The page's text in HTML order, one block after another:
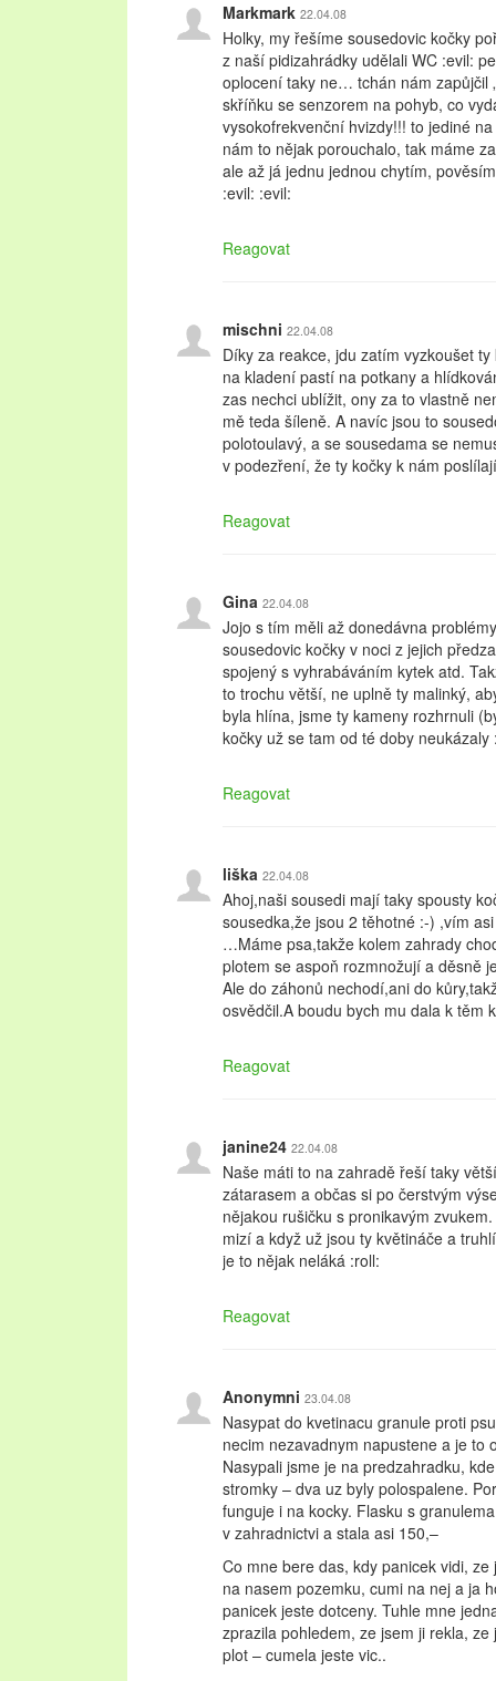
Markmark 22.04.08
Holky, my řešíme sousedovic kočky
z naší pidizahrádky udělali WC :evil:
oplocení taky ne… tchán nám zapůjčil
skříňku se senzorem na pohyb, co
vysokofrekvenční hvizdy!!! to jediné
nám to nějak porouchalo, tak máme
ale až já jednu jednou chytím,
:evil: :evil:
Reagovat
mischni 22.04.08
Díky za reakce, jdu zatím vyzkoušet
na kladení pastí na potkany a
zas nechci ublížit, ony za to vlastně
mě teda šíleně. A navíc jsou to
polotoulavý, a se sousedama se
v podezření, že ty kočky k nám
Reagovat
Gina 22.04.08
Jojo s tím měli až donedávna
sousedovic kočky v noci z jejich
spojený s vyhrabáváním kytek atd.
to trochu větší, ne uplně ty malinký,
byla hlína, jsme ty kameny rozhrnuli
kočky už se tam od té doby neukázaly
Reagovat
liška 22.04.08
Ahoj,naši sousedi mají taky spousty
sousedka,že jsou 2 těhotné :-) ,vím
…Máme psa,takže kolem zahrady
plotem se aspoň rozmnožují a děsně
Ale do záhonů nechodí,ani do
osvědčil.A boudu bych mu dala k těm
Reagovat
janine24 22.04.08
Naše máti to na zahradě řeší taky
zátarasem a občas si po čerstvým
nějakou rušičku s pronikavým
mizí a když už jsou ty květináče a
je to nějak neláká :roll:
Reagovat
Anonymni 23.04.08
Nasypat do kvetinacu granule proti
necim nezavadnym napustene a je to
Nasypali jsme je na predzahradku,
stromky – dva uz byly polospalene.
funguje i na kocky. Flasku s
v zahradnictvi a stala asi 150,–
Co mne bere das, kdy panicek vidi,
na nasem pozemku, cumi na nej a ja
panicek jeste dotceny. Tuhle mne
zprazila pohledem, ze jsem ji rekla,
plot – cumela jeste vic..